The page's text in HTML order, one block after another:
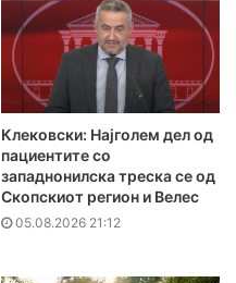
Клековски: Најголем дел од
пациентите сo
западнонилска треска се од
Скопскиот регион и Велес
05.08.2026 21:12